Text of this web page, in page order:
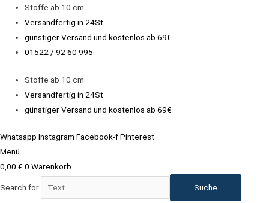
Inhalt
springen
Stoffe ab 10 cm
Versandfertig in 24St
günstiger Versand und kostenlos ab 69€
01522 / 92 60 995
Stoffe ab 10 cm
Versandfertig in 24St
günstiger Versand und kostenlos ab 69€
Whatsapp Instagram Facebook-fPinterest
Menü
0,00 € 0 Warenkorb
Search for: